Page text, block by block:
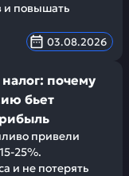
и повышать
03.08.2026
почему
бьет
привели
25%.
и не потерять